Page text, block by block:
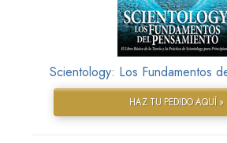
Scientology: Los Fundamentos
HAZ TU PEDIDO AQUÍ »